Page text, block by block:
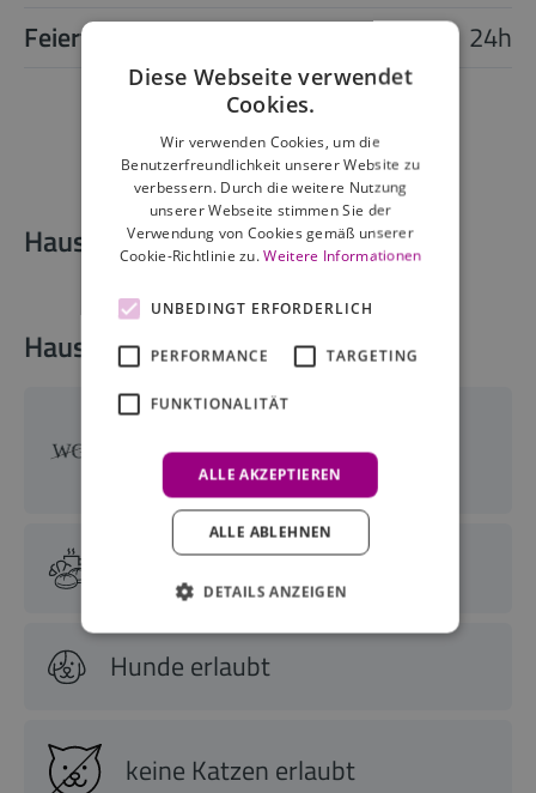
Feiertag
24h
Hausdetails
Haus-Services
wird nicht ausgestellt
Frühstücksbuffet
Hunde erlaubt
keine Katzen erlaubt
Diese Webseite verwendet
Cookies.
Wir verwenden Cookies, um die
Benutzerfreundlichkeit unserer Website zu
verbessern. Durch die weitere Nutzung
unserer Webseite stimmen Sie der
Verwendung von Cookies gemäß unserer
Cookie-Richtlinie zu.Weitere Informationen
UNBEDINGT ERFORDERLICH
PERFORMANCE TARGETING
FUNKTIONALITÄT
ALLE AKZEPTIEREN
ALLE ABLEHNEN
DETAILS ANZEIGEN